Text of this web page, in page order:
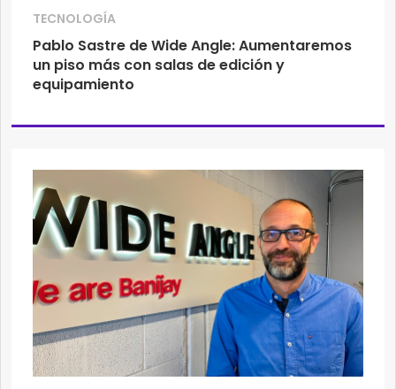
TECNOLOGÍA
Pablo Sastre de Wide Angle: Aumentaremos
un piso más con salas de edición y
equipamiento